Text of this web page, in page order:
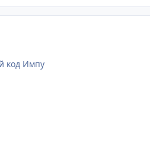
код Импу